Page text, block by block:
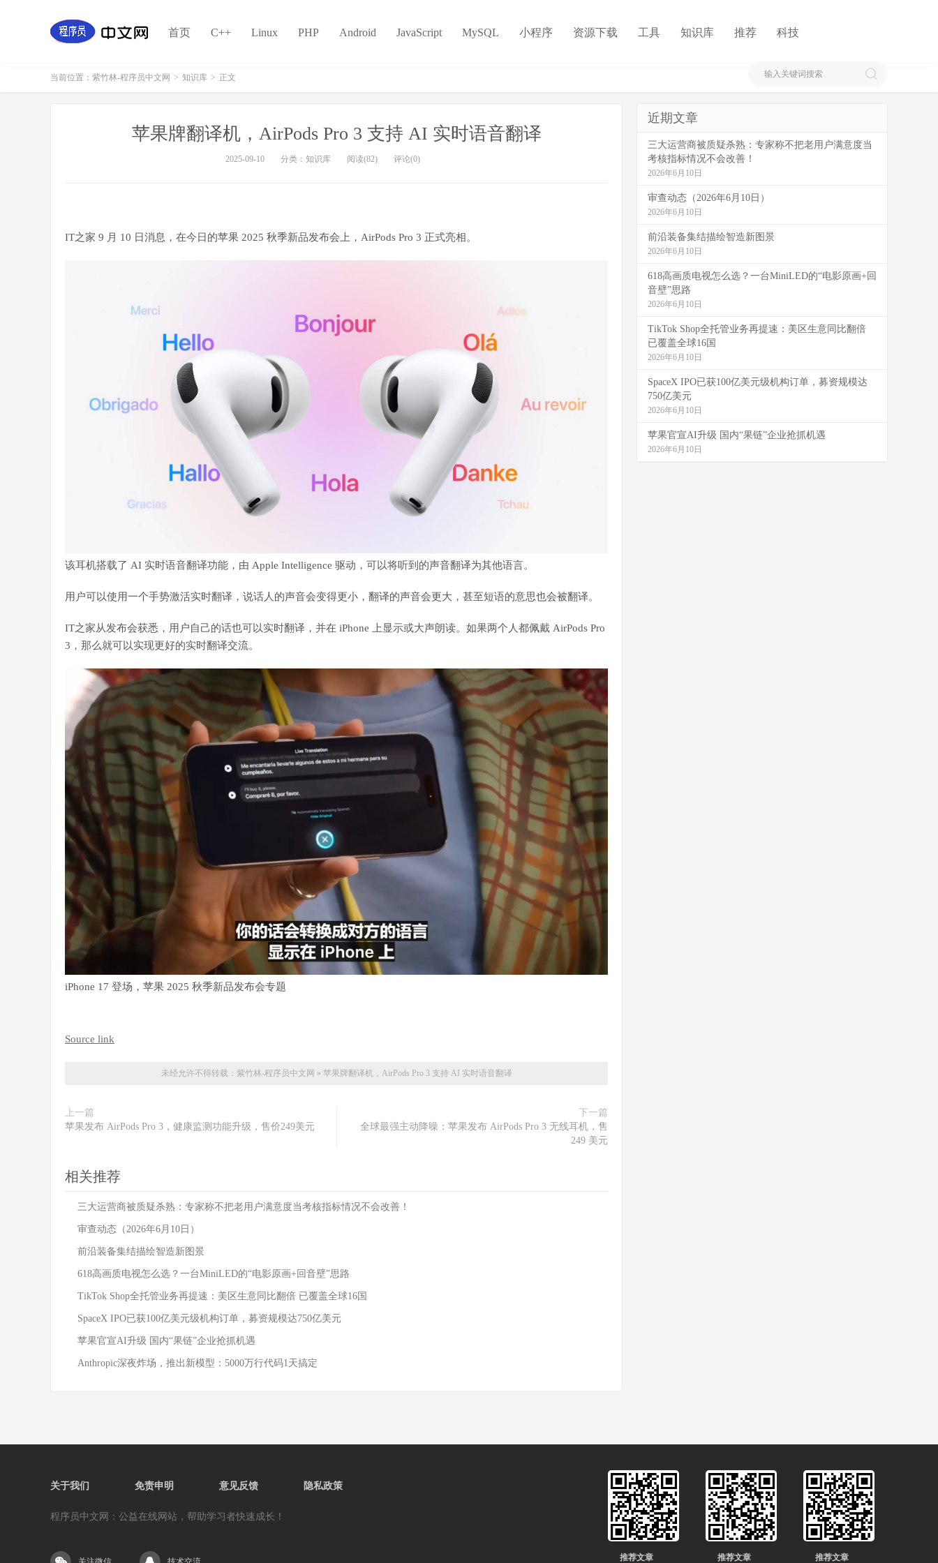
首页 C++ Linux PHP Android JavaScript MySQL 小程序 资源下载 工具 知识库 推荐 科技
当前位置： 紫竹林-程序员中文网 > 知识库 > 正文
苹果牌翻译机，AirPods Pro 3 支持 AI 实时语音翻译
2025-09-10 分类：知识库 阅读(82) 评论(0)
IT之家 9 月 10 日消息，在今日的苹果 2025 秋季新品发布会上，AirPods Pro 3 正式亮相。
该耳机搭载了 AI 实时语音翻译功能 ，由 Apple Intelligence 驱动，可以将听到的声音翻译为其他语言。
用户可以使用一个手势激活实时翻译，说话人的声音会变得更小，翻译的声音会更大，甚至短语的意思也会被翻译。
IT之家从发布会获悉，用户自己的话也可以实时翻译， 并在 iPhone 上显示或大声朗读。如果两个人都佩戴 AirPods Pro
3，那么就可以实现更好的实时翻译交流。
iPhone 17 登场，苹果 2025 秋季新品发布会专题
Source link
未经允许不得转载： 紫竹林-程序员中文网 » 苹果牌翻译机，AirPods Pro 3 支持 AI 实时语音翻译
上一篇
苹果发布 AirPods Pro 3，健康监测功能升级，售价249美元
下一篇
全球最强主动降噪：苹果发布 AirPods Pro 3 无线耳机，售
249 美元
相关推荐
三大运营商被质疑杀熟：专家称不把老用户满意度当考核指标情况不会改善！
审查动态（2026年6月10日）
前沿装备集结描绘智造新图景
618高画质电视怎么选？一台MiniLED的“电影原画+回音壁”思路
TikTok Shop全托管业务再提速：美区生意同比翻倍 已覆盖全球16国
SpaceX IPO已获100亿美元级机构订单，募资规模达750亿美元
苹果官宣AI升级 国内“果链”企业抢抓机遇
Anthropic深夜炸场，推出新模型：5000万行代码1天搞定
近期文章
三大运营商被质疑杀熟：专家称不把老用户满意度当
考核指标情况不会改善！
2026年6月10日
审查动态（2026年6月10日）
2026年6月10日
前沿装备集结描绘智造新图景
2026年6月10日
618高画质电视怎么选？一台MiniLED的“电影原画+回
音壁”思路
2026年6月10日
TikTok Shop全托管业务再提速：美区生意同比翻倍
已覆盖全球16国
2026年6月10日
SpaceX IPO已获100亿美元级机构订单，募资规模达
750亿美元
2026年6月10日
苹果官宣AI升级 国内“果链”企业抢抓机遇
2026年6月10日
关于我们 免责申明 意见反馈 隐私政策
程序员中文网：公益在线网站，帮助学习者快速成长！
推荐文章 推荐文章 推荐文章